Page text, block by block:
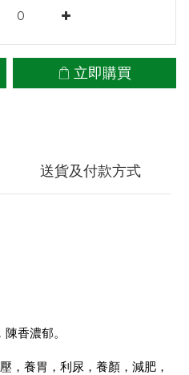
立即購買
送貨及付款方式
香濃郁。
，養胃，利尿，養顏，減肥，